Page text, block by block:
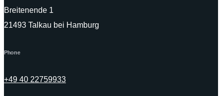
Breitenende 1
21493 Talkau bei Hamburg
Phone
+49 40 22759933